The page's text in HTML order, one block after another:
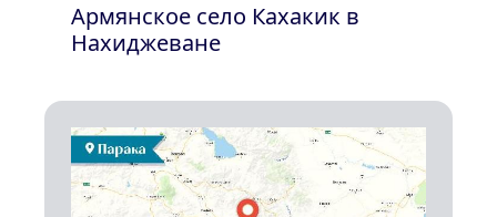
ЧИТАТЬ ДАЛЕЕ
Армянское село Кахакик в
Нахиджеване